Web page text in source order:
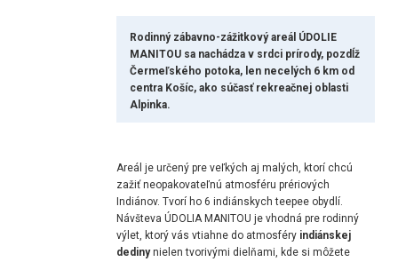
Rodinný zábavno-zážitkový areál ÚDOLIE
MANITOU sa nachádza v srdci prírody, pozdĺž
Čermeľského potoka, len necelých 6 km od
centra Košíc, ako súčasť rekreačnej oblasti
Alpinka.
Areál je určený pre veľkých aj malých, ktorí chcú
zažiť neopakovateľnú atmosféru prériových
Indiánov. Tvorí ho 6 indiánskych teepee obydlí.
Návšteva ÚDOLIA MANITOU je vhodná pre rodinný
výlet, ktorý vás vtiahne do atmosféry indiánskej
dedinynielen tvorivými dielňami, kde si môžete